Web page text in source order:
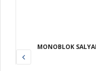
CES 50-32 / 5.5 HP 380 /